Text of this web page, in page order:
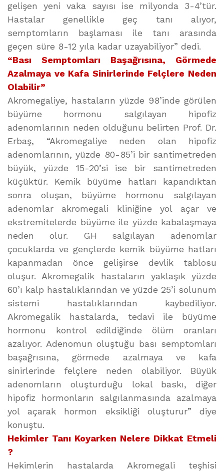
gelişen yeni vaka sayısı ise milyonda 3-4’tür.
Hastalar genellikle geç tanı alıyor,
semptomların başlaması ile tanı arasında
geçen süre 8-12 yıla kadar uzayabiliyor” dedi.
“Bası Semptomları Başağrısına, Görmede
Azalmaya ve Kafa Sinirlerinde Felçlere Neden
Olabilir”
Akromegaliye, hastaların yüzde 98’inde görülen
büyüme hormonu salgılayan hipofiz
adenomlarının neden olduğunu belirten Prof. Dr.
Erbaş, “Akromegaliye neden olan hipofiz
adenomlarının, yüzde 80-85’i bir santimetreden
büyük, yüzde 15-20’si ise bir santimetreden
küçüktür. Kemik büyüme hatları kapandıktan
sonra oluşan, büyüme hormonu salgılayan
adenomlar akromegali kliniğine yol açar ve
ekstremitelerde büyüme ile yüzde kabalaşmaya
neden olur. GH salgılayan adenomlar
çocuklarda ve gençlerde kemik büyüme hatları
kapanmadan önce gelişirse devlik tablosu
oluşur. Akromegalik hastaların yaklaşık yüzde
60’ı kalp hastalıklarından ve yüzde 25’i solunum
sistemi hastalıklarından kaybediliyor.
Akromegalik hastalarda, tedavi ile büyüme
hormonu kontrol edildiğinde ölüm oranları
azalıyor. Adenomun oluştuğu bası semptomları
başağrısına, görmede azalmaya ve kafa
sinirlerinde felçlere neden olabiliyor. Büyük
adenomların oluşturduğu lokal baskı, diğer
hipofiz hormonların salgılanmasında azalmaya
yol açarak hormon eksikliği oluşturur” diye
konuştu.
Hekimler Tanı Koyarken Nelere Dikkat Etmeli
?
Hekimlerin hastalarda Akromegali teşhisi